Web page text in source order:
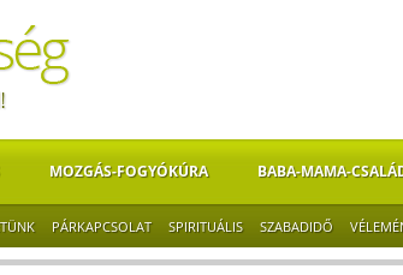
MOZGÁS-FOGYÓKÚRA BABA-MAMA-
PÁRKAPCSOLAT SPIRITUÁLIS SZABADIDŐ